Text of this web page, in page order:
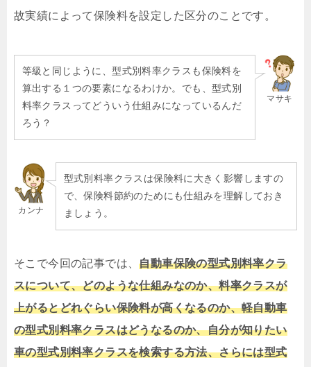
故実績によって保険料を設定した区分のことです。
マサキ
等級と同じように、型式別料率クラスも保険料を
算出する１つの要素になるわけか。でも、型式別
料率クラスってどういう仕組みになっているんだ
ろう？
カンナ
型式別料率クラスは保険料に大きく影響しますの
で、保険料節約のためにも仕組みを理解しておき
ましょう。
そこで今回の記事では、自動車保険の型式別料率クラ
スについて、どのような仕組みなのか、料率クラスが
上がるとどれぐらい保険料が高くなるのか、軽自動車
の型式別料率クラスはどうなるのか、自分が知りたい
車の型式別料率クラスを検索する方法、さらには型式